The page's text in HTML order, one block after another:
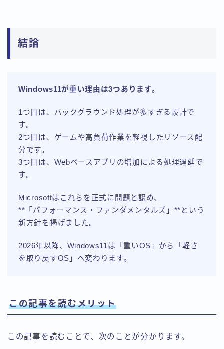
結論
Windows11が重い理由は3つあります。
1つ目は、バックグラウンド処理が多すぎる設計で
す。
2つ目は、ゲームや高負荷作業を軽視したリソース配
分です。
3つ目は、Webベースアプリの増加による処理遅延で
す。
Microsoftはこれらを正式に問題と認め、
**「パフォーマンス・ファンダメンタルズ」**という
新方針を掲げました。
2026年以降、Windows11は「重いOS」から「軽さ
を取り戻すOS」へ変わります。
この記事を読むメリット
この記事を読むことで、次のことが分かります。